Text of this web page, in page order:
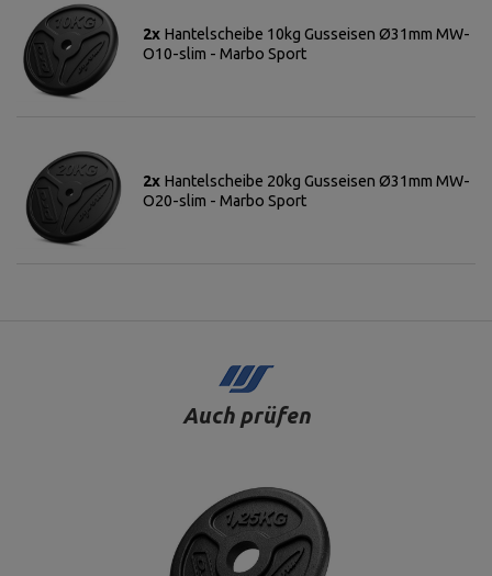
2x Hantelscheibe 10kg Gusseisen Ø31mm MW-
O10-slim - Marbo Sport
2x Hantelscheibe 20kg Gusseisen Ø31mm MW-
O20-slim - Marbo Sport
Auch prüfen